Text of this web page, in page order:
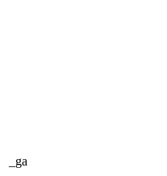
_ga